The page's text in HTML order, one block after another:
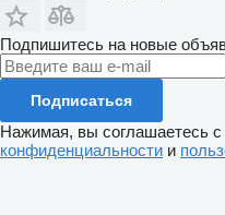
Подпишитесь на новые
Подписаться
Нажимая, вы соглашаетесь
конфиденциальности и